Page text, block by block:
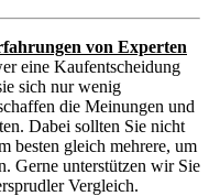
von Experten
eine Kaufentscheidung
sich nur wenig
die Meinungen und
Dabei sollten Sie nicht
besten gleich mehrere, um
Gerne unterstützen wir Sie
Vergleich.